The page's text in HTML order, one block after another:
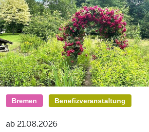
Bremen Benefizveranstaltung
ab 21.08.2026